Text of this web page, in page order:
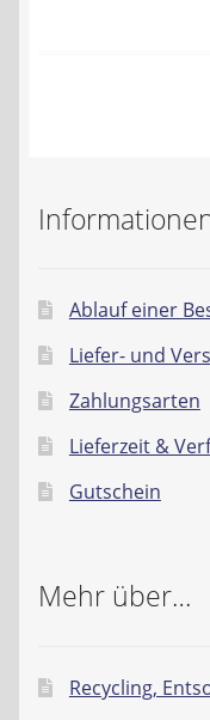
Ablauf einer
Liefer- und
Zahlungsarten
Lieferzeit &
Gutschein
Mehr über…
Recycling,